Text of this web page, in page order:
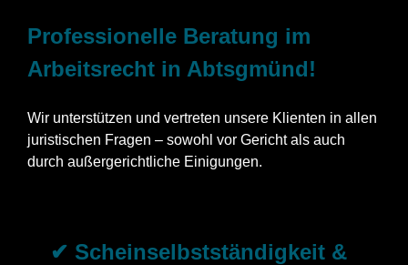
Professionelle Beratung im
Arbeitsrecht in Abtsgmünd!
Wir unterstützen und vertreten unsere Klienten in allen
juristischen Fragen – sowohl vor Gericht als auch
durch außergerichtliche Einigungen.
✔ Scheinselbstständigkeit &